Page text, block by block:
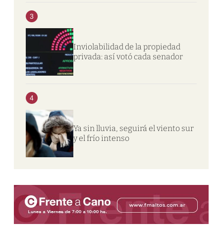
3
Inviolabilidad de la propiedad
privada: así votó cada senador
4
Ya sin lluvia, seguirá el viento sur
y el frío intenso